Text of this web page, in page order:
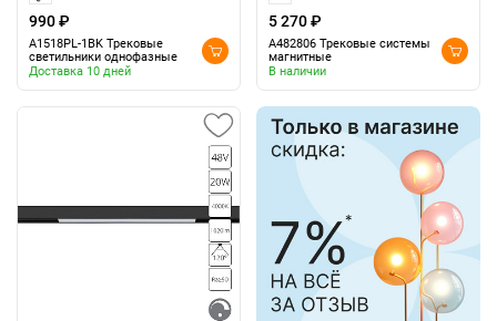
990 ₽
A1518PL-1BK Трековые
светильники однофазные
Доставка 10 дней
5 270 ₽
A482806 Трековые системы
магнитные
В наличии